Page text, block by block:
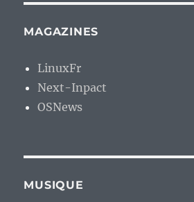
MAGAZINES
LinuxFr
Next-Inpact
OSNews
MUSIQUE